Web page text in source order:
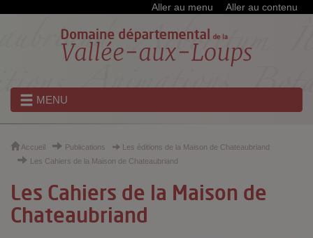
Aller au menu Aller au contenu
MENU
Accueil Publications
Les éditions de la Maison de Chateaubriand
Les Cahiers de la Maison de Chateaubriand
Les Cahiers de la Maison de
Chateaubriand
Cookies et traceurs utilisés sur ce site